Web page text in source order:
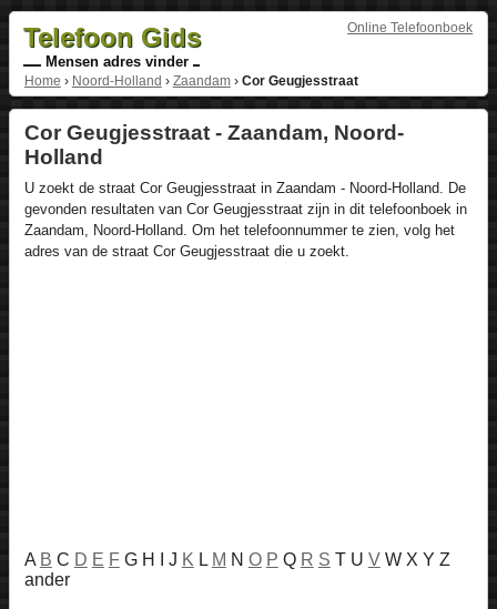
Online Telefoonboek
Telefoon Gids
Mensen adres vinder
Home › Noord-Holland › Zaandam› Cor Geugjesstraat
Cor Geugjesstraat - Zaandam, Noord-
Holland
U zoekt de straat Cor Geugjesstraat in Zaandam - Noord-Holland. De
gevonden resultaten van Cor Geugjesstraat zijn in dit telefoonboek in
Zaandam, Noord-Holland. Om het telefoonnummer te zien, volg het
adres van de straat Cor Geugjesstraat die u zoekt.
A B C D E F G H I J KL M N O P Q R S T U V W X Y Z
ander